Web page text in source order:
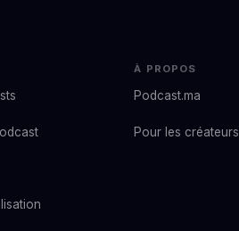
À PROPOS
Podcast.ma
Pour les créateurs